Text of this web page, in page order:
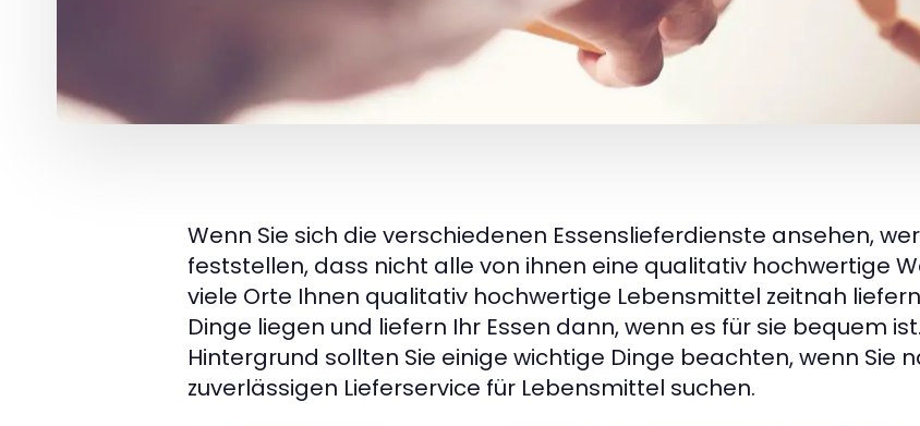
Wenn Sie sich die verschiedenen Essenslieferdienste ansehen,
feststellen, dass nicht alle von ihnen eine qualitativ hochwertige
viele Orte Ihnen qualitativ hochwertige Lebensmittel zeitnah
Dinge liegen und liefern Ihr Essen dann, wenn es für sie bequem
Hintergrund sollten Sie einige wichtige Dinge beachten, wenn Sie
zuverlässigen Lieferservice für Lebensmittel suchen.